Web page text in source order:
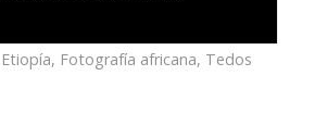
Etiopía, Fotografía africana, Tedos